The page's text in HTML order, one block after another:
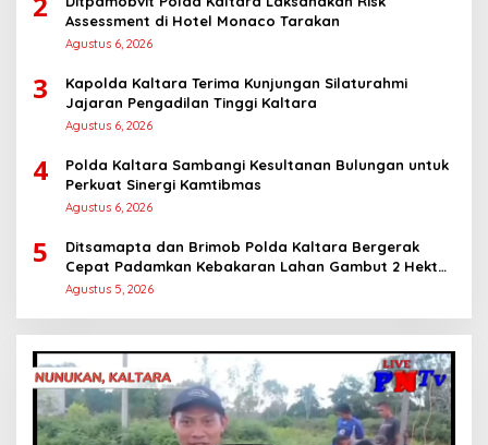
Assessment di Hotel Monaco Tarakan
Agustus 6, 2026
3
Kapolda Kaltara Terima Kunjungan Silaturahmi
Jajaran Pengadilan Tinggi Kaltara
Agustus 6, 2026
4
Polda Kaltara Sambangi Kesultanan Bulungan untuk
Perkuat Sinergi Kamtibmas
Agustus 6, 2026
5
Ditsamapta dan Brimob Polda Kaltara Bergerak
Cepat Padamkan Kebakaran Lahan Gambut 2 Hektar
di Bulungan
Agustus 5, 2026